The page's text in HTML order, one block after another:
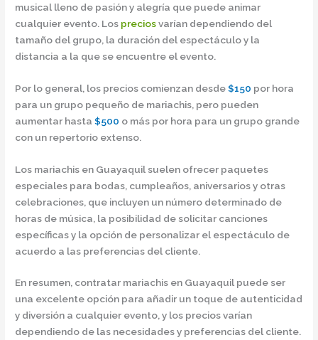
musical lleno de pasión y alegría que puede animar
cualquier evento. Los preciosvarían dependiendo del
tamaño del grupo, la duración del espectáculo y la
distancia a la que se encuentre el evento.
Por lo general, los precios comienzan desde$150 por hora
para un grupo pequeño de mariachis, pero pueden
aumentar hasta$500 o más por hora para un grupo grande
con un repertorio extenso.
Los mariachis en Guayaquil suelen ofrecer paquetes
especiales para bodas, cumpleaños, aniversarios y otras
celebraciones, que incluyen un número determinado de
horas de música, la posibilidad de solicitar canciones
específicas y la opción de personalizar el espectáculo de
acuerdo a las preferencias del cliente.
En resumen, contratar mariachis en Guayaquil puede ser
una excelente opción para añadir un toque de autenticidad
y diversión a cualquier evento, y los precios varían
dependiendo de las necesidades y preferencias del cliente.